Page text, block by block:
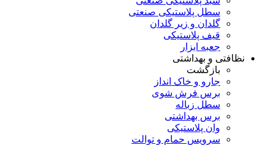
سطل پلاستیکی صنعتی
گلدان و زیر گلدان
قیف پلاستیکی
جعبه ابزار
نظافتی و بهداشتی
بازگشت
جارو و خاک انداز
برس فرش شوی
سطل زباله
برس بهداشتی
وان پلاستیکی
سرویس حمام و توالت